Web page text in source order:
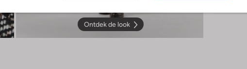
Ontdek de look